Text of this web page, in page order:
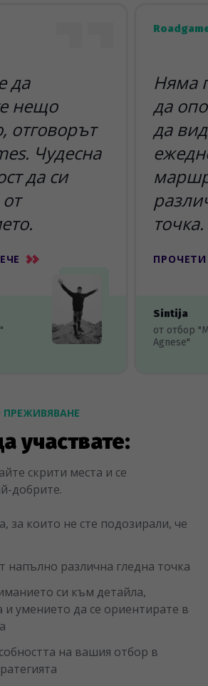
да
нещо
отговорът
Чудесна
да си
Няма
да
да
точка.
Sintija
от отбор
Agnese"
участвате:
скрити места и се
добрите.
за които не сте подозирали, че
напълно различна гледна точка
си към детайла,
и умението да се ориентирате в
на вашия отбор в